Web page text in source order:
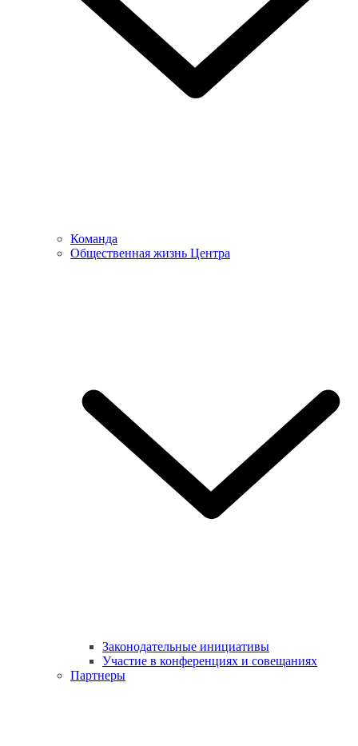
Команда
Общественная жизнь Центра
Законодательные инициативы
Участие в конференциях и совещаниях
Партнеры